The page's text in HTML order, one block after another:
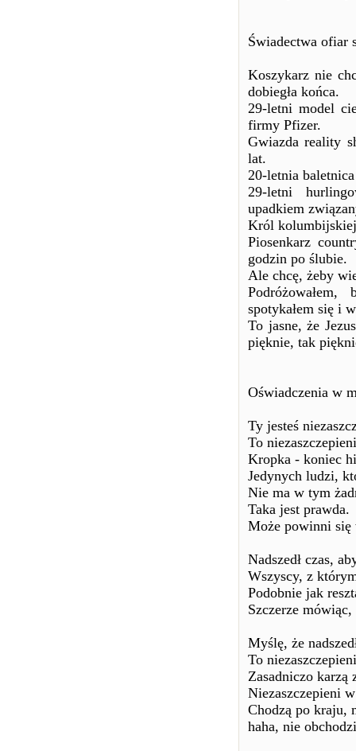
Świadectwa ofiar
Koszykarz nie
dobiegła końca.
29-letni model
firmy Pfizer.
Gwiazda reality
lat.
20-letnia
29-letni
upadkiem
Król kolumbijskiej
Piosenkarz
godzin po ślubie.
Ale chcę, żeby
spotykałem się i
To jasne, że
pięknie, tak
Oświadczenia w
Ty jesteś
To
Kropka - koniec
Jedynych ludzi,
Nie ma w tym
Taka jest prawda.
Może powinni się
Nadszedł czas,
Wszyscy, z
Podobnie jak
Szczerze
Myślę, że
To
Zasadniczo karzą
Niezaszczepieni
Chodzą po kraju,
haha, nie